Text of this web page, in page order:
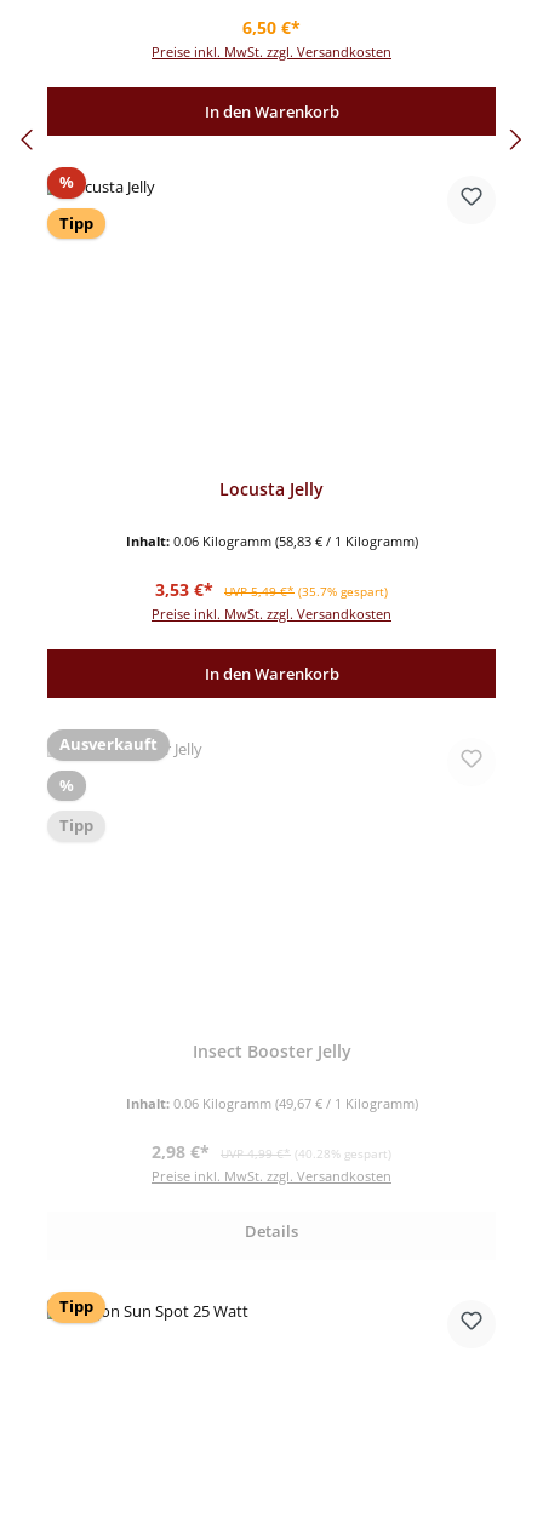
Regulärer Preis:
6,50 €*
Preise inkl. MwSt. zzgl. Versandkosten
In den Warenkorb
%Rabatt
Tipp
Locusta Jelly
Inhalt: 0.06 Kilogramm (58,83 € / 1 Kilogramm)
Verkaufspreis:
3,53 €* Regulärer Preis:
UVP 5,49 €* (35.7% gespart)
Preise inkl. MwSt. zzgl. Versandkosten
In den Warenkorb
Ausverkauft
%Rabatt
Tipp
Insect Booster Jelly
Inhalt: 0.06 Kilogramm (49,67 € / 1 Kilogramm)
Verkaufspreis:
2,98 €* Regulärer Preis:
UVP 4,99 €* (40.28% gespart)
Preise inkl. MwSt. zzgl. Versandkosten
Details
Tipp